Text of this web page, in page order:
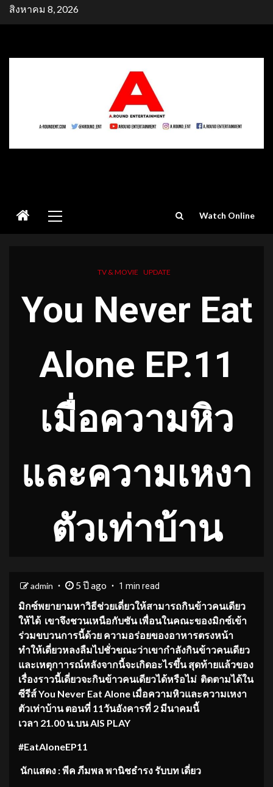
Skipสิงหาคม 8, 2026
Menu
Watch Online
TV & MOVIE UPDATE
You Never Eat
Alone EP.11
เมื่อความหิว
และความเหงา
ตัวเท่าบ้าน
admin 5 ปี ago 1 min read
มิกซ์พยายามหาวิธีช่วยเดี่ยวให้สามารถกินข้าวคนเดียว
ให้ได้ เขาจึงชวนเหนือกับซัน เพื่อนในคณะของมิกซ์เข้า
ร่วมขบวนการนี้ด้วย ความอร่อยของอาหารตรงหน้า
ทำให้เดี่ยวหลงลืมไปชั่วขณะว่าเขากำลังกินข้าวคนเดียว
และเหตุกาารณ์หลังจากนี้จะเกิดอะไรขึ้น สุดท้ายแล้วของ
เรื่องราวนี้เดี่ยวจะกินข้าวคนเดียวได้หรือไม่ ติดตามได้ใน
ซีรีส์You Never Eat Alone เมื่อความหิวและความเหงา
ตัวเท่าบ้าน ตอนที่ 11วันอังคารที่ 2 มีนาคมนี้
เวลา 21.00 น.บน AIS PLAY
#EatAloneEP11
นักแสดง : พีค ภีมพล พานิชธำรง รับบท เดี่ยว